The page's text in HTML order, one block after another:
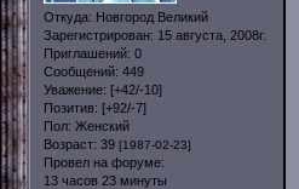
Откуда: Новгород Великий
Зарегистрирован: 15 августа, 2008г.
Приглашений: 0
Сообщений: 449
Уважение: [+42/-10]
Позитив: [+92/-7]
Пол: Женский
Возраст: 39 [1987-02-23]
Провел на форуме:
13 часов 23 минуты